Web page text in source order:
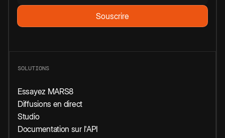
SOLUTIONS
Essayez MARS8
Diffusions en direct
Studio
Documentation sur l'API